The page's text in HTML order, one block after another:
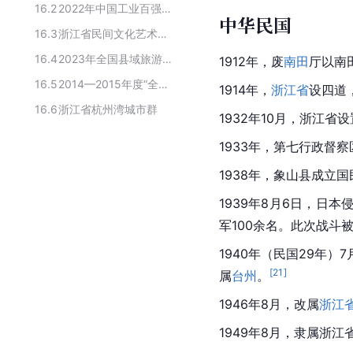
16.2
2022年中国工业百强县(市)
16.3
浙江省民间文化艺术之乡
16.4
2023年全国县域旅游综合实力百强县
16.5
2014—2015年度“全国平安渔业示范县”名单
16.6浙江省杭州湾城市群
中华民国
1912年，废南田厅以南
1914年， 浙江省设四道
1932年10月，浙江省
1933年，第七行政督
1938年，象山县成立
1939年8月6日，日本
军100余名。此次战斗
1940年（民国29年）7
属台州 。 [21 ]
1946年8月，改属浙江
1949年8月，隶属浙江